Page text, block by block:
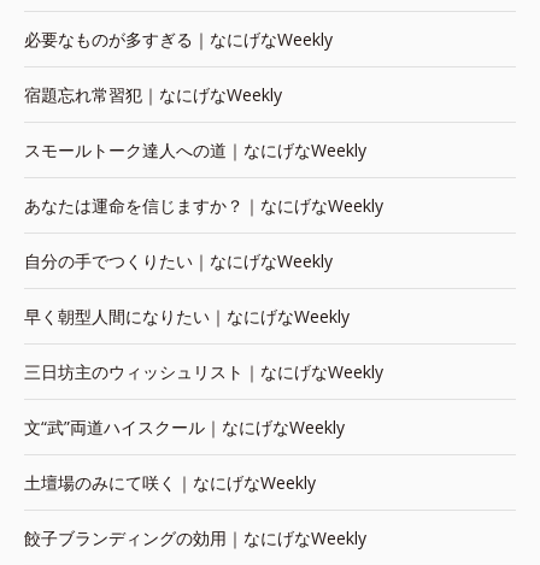
必要なものが多すぎる｜なにげなWeekly
宿題忘れ常習犯｜なにげなWeekly
スモールトーク達人への道｜なにげなWeekly
あなたは運命を信じますか？｜なにげなWeekly
自分の手でつくりたい｜なにげなWeekly
早く朝型人間になりたい｜なにげなWeekly
三日坊主のウィッシュリスト｜なにげなWeekly
文“武”両道ハイスクール｜なにげなWeekly
土壇場のみにて咲く｜なにげなWeekly
餃子ブランディングの効用｜なにげなWeekly